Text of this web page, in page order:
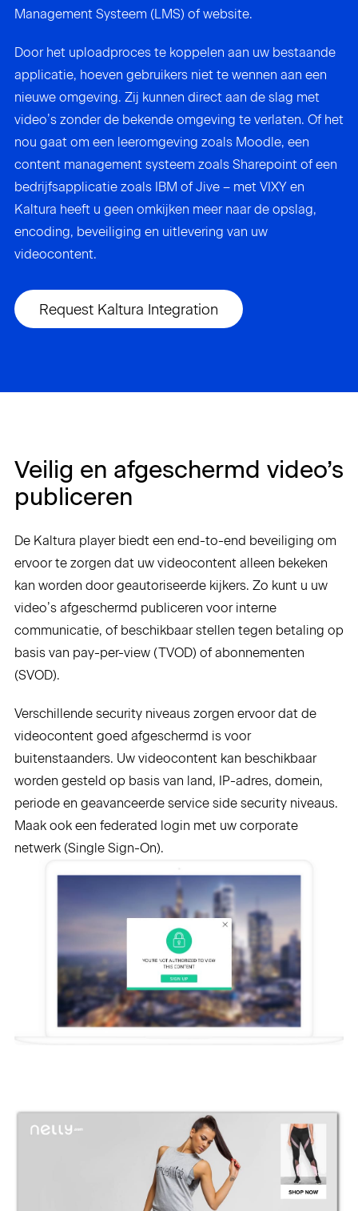
Management Systeem (LMS) of website.
Door het uploadproces te koppelen aan uw bestaande
applicatie, hoeven gebruikers niet te wennen aan een
nieuwe omgeving. Zij kunnen direct aan de slag met
video’s zonder de bekende omgeving te verlaten. Of het
nou gaat om een leeromgeving zoals Moodle, een
content management systeem zoals Sharepoint of een
bedrijfsapplicatie zoals IBM of Jive – met VIXY en
Kaltura heeft u geen omkijken meer naar de opslag,
encoding, beveiliging en uitlevering van uw
videocontent.
Request Kaltura Integration
Veilig en afgeschermd video’s
publiceren
De Kaltura player biedt een end-to-end beveiliging om
ervoor te zorgen dat uw videocontent alleen bekeken
kan worden door geautoriseerde kijkers. Zo kunt u uw
video’s afgeschermd publiceren voor interne
communicatie, of beschikbaar stellen tegen betaling op
basis van pay-per-view (TVOD) of abonnementen
(SVOD).
Verschillende security niveaus zorgen ervoor dat de
videocontent goed afgeschermd is voor
buitenstaanders. Uw videocontent kan beschikbaar
worden gesteld op basis van land, IP-adres, domein,
periode en geavanceerde service side security niveaus.
Maak ook een federated login met uw corporate
netwerk (Single Sign-On).